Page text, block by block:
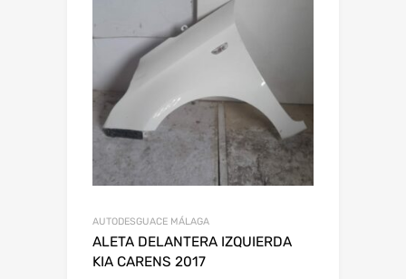
AUTODESGUACE MÁLAGA
ALETA DELANTERA IZQUIERDA
KIA CARENS 2017